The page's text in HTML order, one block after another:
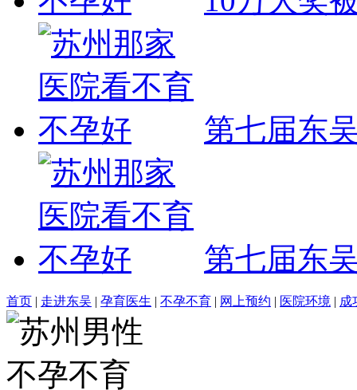
第七届东
第七届东
首页 | 走进东吴 | 孕育医生 | 不孕不育 | 网上预约 | 医院环境 | 成